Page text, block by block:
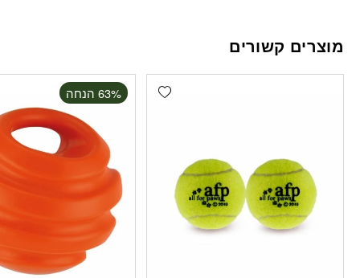
מוצרים קשורים
Add wishlist
‫63% הנחה